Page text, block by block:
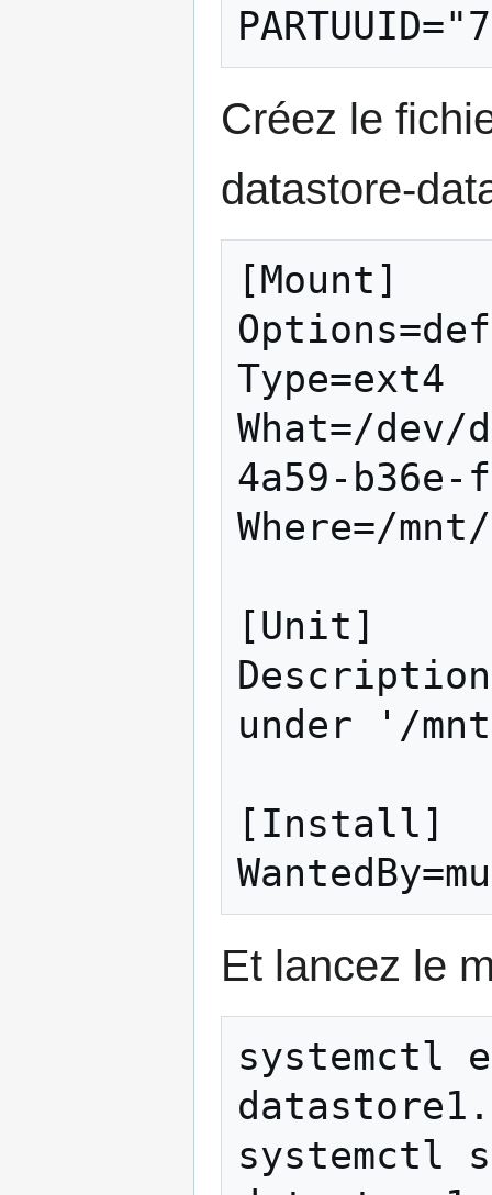
Créez le
datastore-
[Mount]
Type=ext4
What=/
4a59-b36e-
Where=/
[Unit]
under '/
[Install]
Et lancez le
systemctl
systemctl